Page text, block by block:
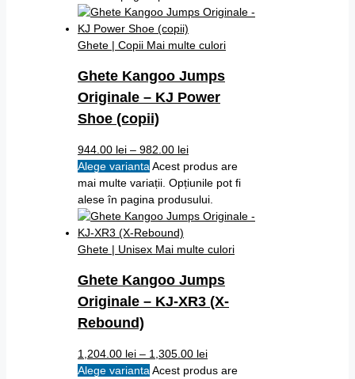
Ghete | Copii Mai multe culori
Ghete Kangoo Jumps
Originale – KJ Power
Shoe (copii)
944.00 lei – 982.00 lei
Alege varianta Acest produs are
mai multe variații. Opțiunile pot fi
alese în pagina produsului.
Ghete | Unisex Mai multe culori
Ghete Kangoo Jumps
Originale – KJ-XR3 (X-
Rebound)
1,204.00 lei – 1,305.00 lei
Alege varianta Acest produs are